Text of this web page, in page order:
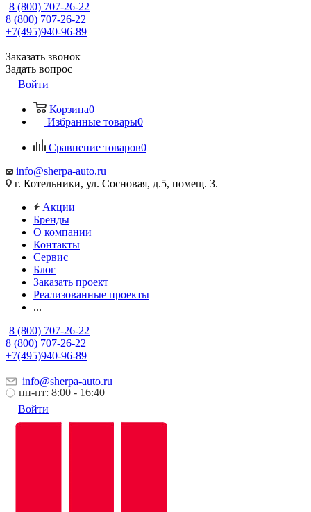
8 (800) 707-26-22
8 (800) 707-26-22
+7(495)940-96-89
Заказать звонок
Задать вопрос
Войти
Корзина0
Избранные товары0
Сравнение товаров0
info@sherpa-auto.ru
г. Котельники, ул. Сосновая, д.5, помещ. 3.
Акции
Бренды
О компании
Контакты
Сервис
Блог
Заказать проект
Реализованные проекты
...
8 (800) 707-26-22
8 (800) 707-26-22
+7(495)940-96-89
info@sherpa-auto.ru
пн-пт: 8:00 - 16:40
Войти